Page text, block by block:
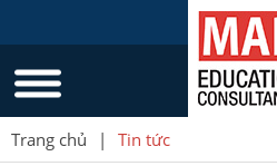
Trang chủ | Tin tức